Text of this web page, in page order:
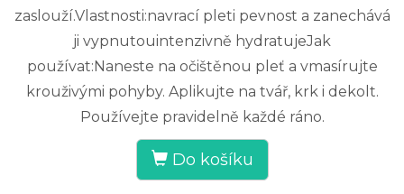
zaslouží.Vlastnosti:navrací pleti pevnost a zanechává
ji vypnutouintenzivně hydratujeJak
používat:Naneste na očištěnou pleť a vmasírujte
krouživými pohyby. Aplikujte na tvář, krk i dekolt.
Používejte pravidelně každé ráno.
Do košíku